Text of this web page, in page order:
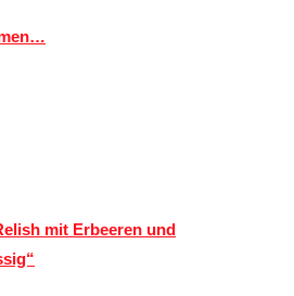
mit Erbeeren und